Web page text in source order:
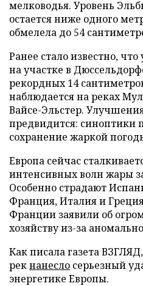
мелководья. Уровень
остается ниже одного
обмелела до 54
Ранее стало известно,
на участке в
рекордных 14
наблюдается на реках
Вайсе-Эльстер.
предвидится: синоптики
сохранение жаркой
Европа сейчас
интенсивных волн жары
Особенно страдают
Франция, Италия и
Франции заявили об
хозяйству из-за
Как писала газета
рекнанесло серьезный
энергетике Европы.